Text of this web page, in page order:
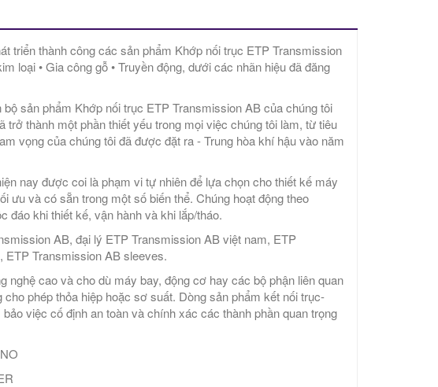
triển thành công các sản phẩm Khớp nối trục ETP Transmission
loại • Gia công gỗ • Truyền động, dưới các nhãn hiệu đã đăng
sản phẩm Khớp nối trục ETP Transmission AB của chúng tôi
thành một phần thiết yếu trong mọi việc chúng tôi làm, từ tiêu
vọng của chúng tôi đã được đặt ra - Trung hòa khí hậu vào năm
nay được coi là phạm vi tự nhiên để lựa chọn cho thiết kế máy
ưu và có sẵn trong một số biến thể. Chúng hoạt động theo
đáo khi thiết kế, vận hành và khi lắp/tháo.
AB, đại lý ETP Transmission AB việt nam, ETP
ETP Transmission AB sleeves.
nghệ cao và cho dù máy bay, động cơ hay các bộ phận liên quan
phép thỏa hiệp hoặc sơ suất. Dòng sản phẩm kết nối trục-
việc cố định an toàn và chính xác các thành phần quan trọng